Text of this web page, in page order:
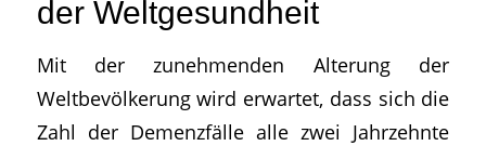
der Weltgesundheit
Mit der zunehmenden Alterung der
Weltbevölkerung wird erwartet, dass sich die
Zahl der Demenzfälle alle zwei Jahrzehnte